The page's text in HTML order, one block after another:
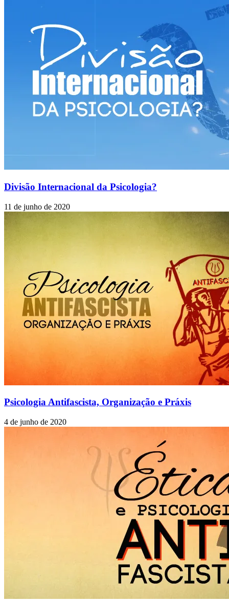
Divisão Internacional da Psicologia?
11 de junho de 2020
Psicologia Antifascista, Organização e Práxis
4 de junho de 2020